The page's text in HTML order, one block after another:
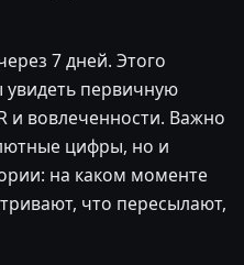
7 дней. Этого
первичную
и вовлеченности. Важно
цифры, но и
на каком моменте
что пересылают,